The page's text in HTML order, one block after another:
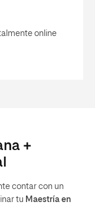
online
+
contar con un
tu Maestría en